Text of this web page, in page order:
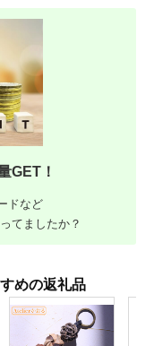
GET！
ドなど
てましたか？
めの返礼品